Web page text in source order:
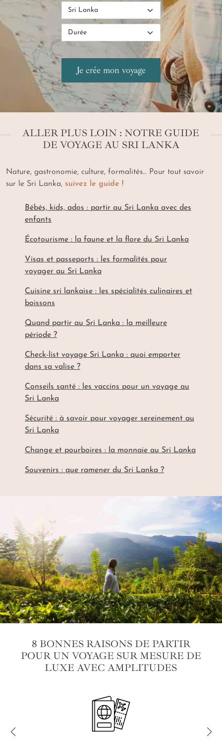
ALLER PLUS LOIN : NOTRE GUIDE
DE VOYAGE AU SRI LANKA
Nature, gastronomie, culture, formalités… Pour tout savoir
sur le Sri Lanka, suivez le guide !
Bébés, kids, ados : partir au Sri Lanka avec des
enfants
Écotourisme : la faune et la flore du Sri Lanka
Visas et passeports : les formalités pour
voyager au Sri Lanka
Cuisine sri lankaise : les spécialités culinaires et
boissons
Quand partir au Sri Lanka : la meilleure
période ?
Check-list voyage Sri Lanka : quoi emporter
dans sa valise ?
Conseils santé : les vaccins pour un voyage au
Sri Lanka
Sécurité : à savoir pour voyager sereinement au
Sri Lanka
Change et pourboires : la monnaie au Sri Lanka
Souvenirs : que ramener du Sri Lanka ?
8 BONNES RAISONS DE PARTIR
POUR UN VOYAGE SUR MESURE DE
LUXE AVEC AMPLITUDES